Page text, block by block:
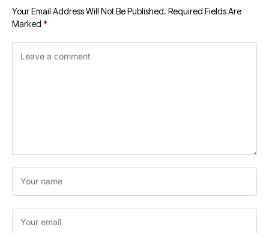
Your Email Address Will Not Be Published. Required Fields Are
Marked *